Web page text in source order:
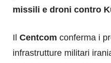
missili e droni contro
Il Centcom conferma i
infrastrutture militari